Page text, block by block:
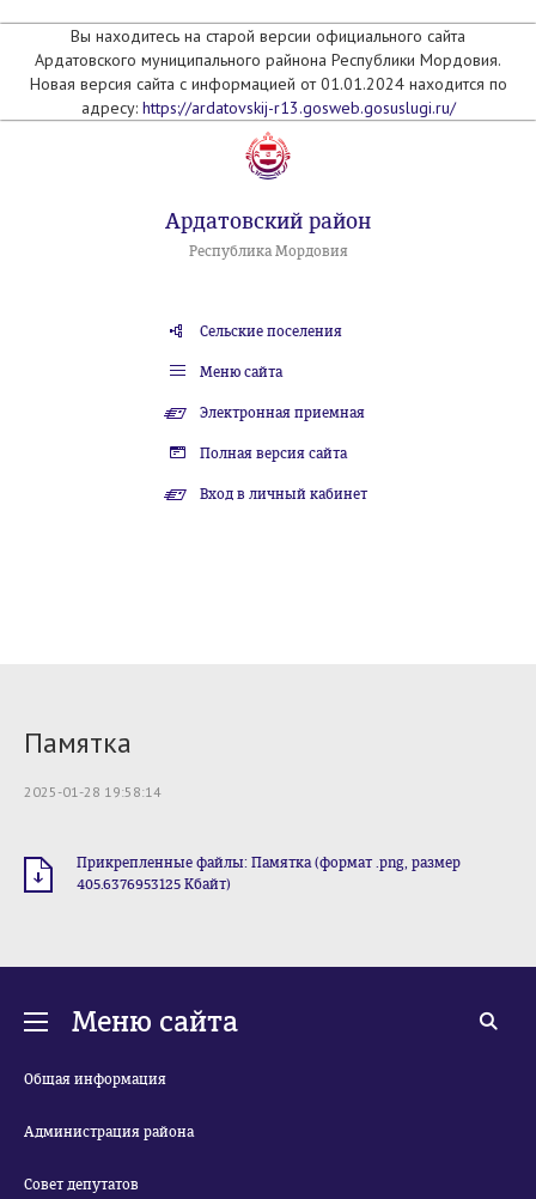
Вы находитесь на старой версии официального сайта
Ардатовского муниципального райнона Республики Мордовия.
Новая версия сайта с информацией от 01.01.2024 находится по
адресу: https://ardatovskij-r13.gosweb.gosuslugi.ru/
Ардатовский район
Республика Мордовия
Сельские поселения
Меню сайта
Электронная приемная
Полная версия сайта
Вход в личный кабинет
Памятка
2025-01-28 19:58:14
Прикрепленные файлы: Памятка (формат .png, размер
405.6376953125 Кбайт)
Меню сайта
Общая информация
Администрация района
Совет депутатов